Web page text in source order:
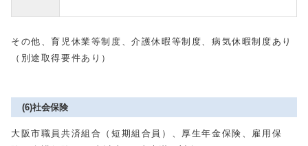
その他、育児休業等制度、介護休暇等制度、病気休暇制度あり
（別途取得要件あり）
(6)社会保険
大阪市職員共済組合（短期組合員）、厚生年金保険、雇用保